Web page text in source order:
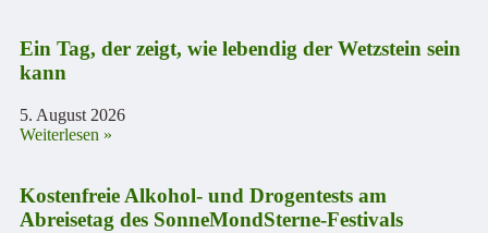
Ein Tag, der zeigt, wie lebendig der Wetzstein sein
kann
5. August 2026
Weiterlesen »
Kostenfreie Alkohol- und Drogentests am
Abreisetag des SonneMondSterne-Festivals